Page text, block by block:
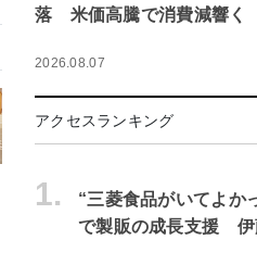
落 米価高騰で消費減響く
2026.08.07
アクセスランキング
1.
“三菱食品がいてよ
で製販の成長支援 伊